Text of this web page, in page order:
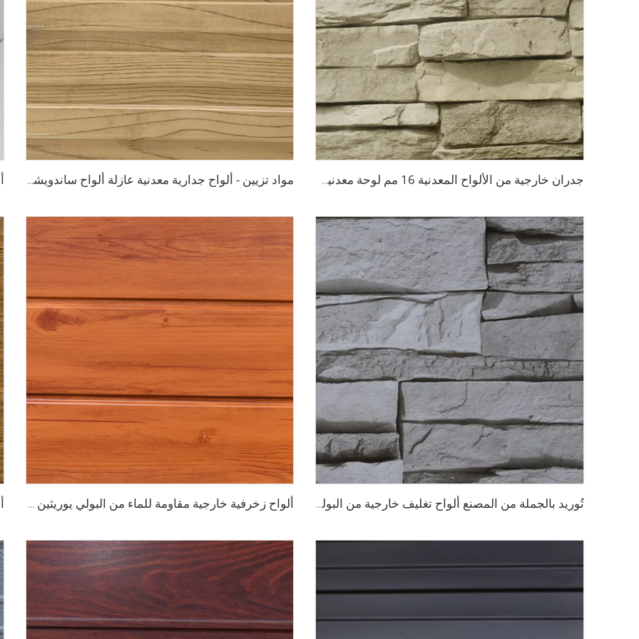
جدران خارجية من الألواح المعدنية 16 مم لوحة معدنية منقوشة زخرفية مقاومة للحريق ألواح ساندويشية من البولي يوريثين مواد تزيين - ألواح جدارية معدنية عازلة ألواح ساندويشية من البولي يوريثين ألواح ساندويشية من البولي يوريثين لتجديد المنازل القديمة
تُوريد بالجملة من المصنع ألواح تغليف خارجية من البولي يوريثين 16 مم ألواح واجهة مطلية بالزنك من البولي يوريثين للاستخدام الخارجي ألواح زخرفية خارجية مقاومة للماء من البولي يوريثين رغوي ساندويشي مقاومة للغرف الباردة ألواح جدارية معدنية